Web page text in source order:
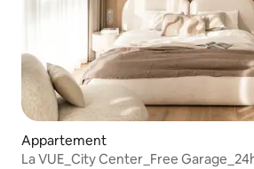
Appartement
La VUE_City Center_Free